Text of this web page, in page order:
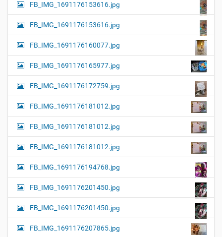
FB_IMG_1691176153616.jpg
FB_IMG_1691176153616.jpg
FB_IMG_1691176160077.jpg
FB_IMG_1691176165977.jpg
FB_IMG_1691176172759.jpg
FB_IMG_1691176181012.jpg
FB_IMG_1691176181012.jpg
FB_IMG_1691176181012.jpg
FB_IMG_1691176194768.jpg
FB_IMG_1691176201450.jpg
FB_IMG_1691176201450.jpg
FB_IMG_1691176207865.jpg